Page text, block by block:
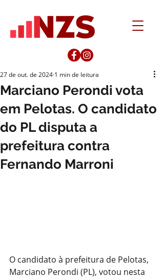
Marciano Perondi vota
em Pelotas. O candidato
do PL disputa a
prefeitura contra
Fernando Marroni
27 de out. de 2024 1 min de leitura
O candidato à prefeitura de Pelotas,
Marciano Perondi (PL), votou nesta